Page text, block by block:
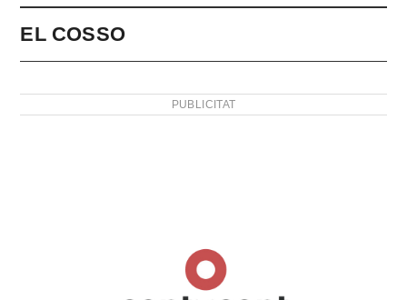
EL COSSO
PUBLICITAT